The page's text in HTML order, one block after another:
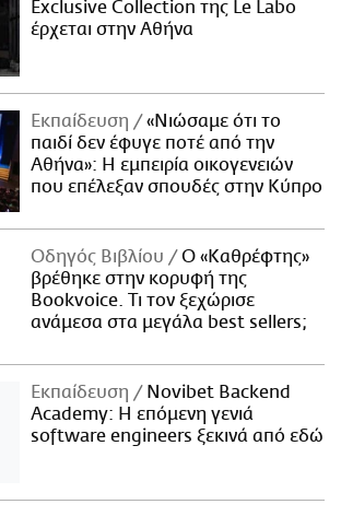
Exclusive Collection της Le Labo
έρχεται στην Αθήνα
Εκπαίδευση
«Νιώσαμε ότι το
παιδί δεν έφυγε ποτέ από την
Αθήνα»: Η εμπειρία οικογενειών
που επέλεξαν σπουδές στην Κύπρο
Οδηγός Βιβλίου
Ο «Καθρέφτης»
βρέθηκε στην κορυφή της
Bookvoice. Τι τον ξεχώρισε
ανάμεσα στα μεγάλα best sellers;
Εκπαίδευση
Novibet Backend
Academy: Η επόμενη γενιά
software engineers ξεκινά από εδώ